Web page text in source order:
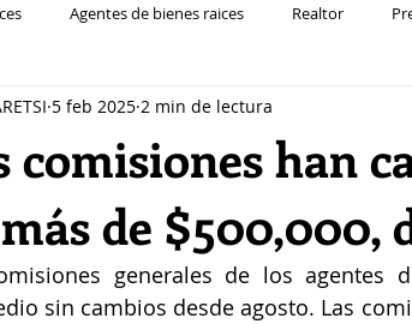
Agentes de bienes raices Realtor
Vivienda Inversionista
comisiones han
de $500,000,
5 feb 2025 2 min de lectura
generales de los
sin cambios desde agosto. Las